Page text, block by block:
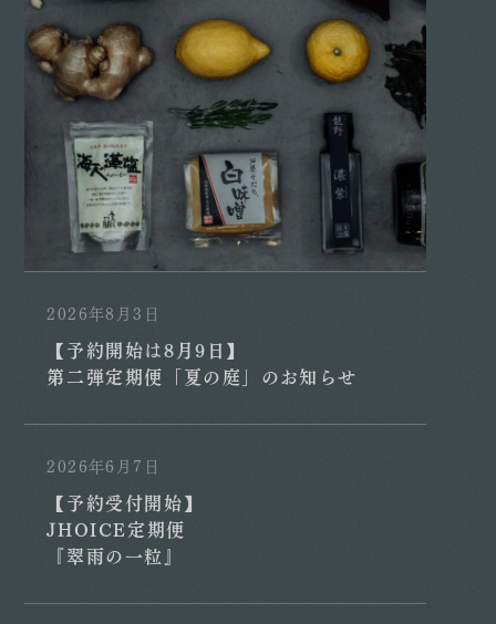
2026年8月3日
【予約開始は8月9日】
第二弾定期便「夏の庭」のお知らせ
2026年6月7日
【予約受付開始】
JHOICE定期便
『翠雨の一粒』